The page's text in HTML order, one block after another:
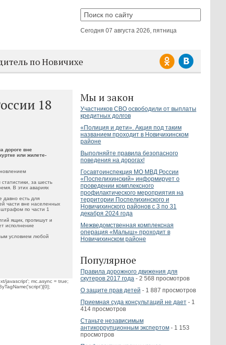
Сегодня 07 августа 2026, пятница
по Новичихе
Мы и закон
Участников СВО освободили от выплаты
кредитных долгов
«Полиция и дети». Акция под таким
названием проходит в Новичихинском
районе
Выполняйте правила безопасного
поведения на дорогах!
Госавтоинспекция МО МВД России
«Поспелихинский» информирует о
проведении комплексного
профилактического мероприятия на
территории Поспелихинского и
Новичихинского районов с 3 по 31
декабря 2024 года
Межведомственная комплексная
операция «Малыш» проходит в
Новичихинском районе
Популярное
Правила дорожного движения для
скутеров 2017 года- 2 568 просмотров
О защите прав детей - 1 887 просмотров
Приемная суда консультаций не дает- 1
414 просмотров
Станьте независимым
антикоррупционным экспертом- 1 153
просмотров
18
дороге вне
или жилете-
за шесть
В этих авариях
давно есть для
части вне населенных
штрафом по части 1
ящик, пропишут и
исполнение
условием любой
javascript'; mc.async = true;